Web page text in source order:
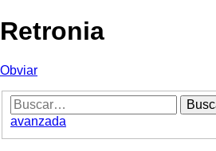
Retronia
Obviar
avanzada